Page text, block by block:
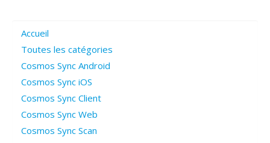
Poser une question
Questions ouvertes
Connexion
Accueil
Toutes les catégories
Cosmos Sync Android
Cosmos Sync iOS
Cosmos Sync Client
Cosmos Sync Web
Cosmos Sync Scan